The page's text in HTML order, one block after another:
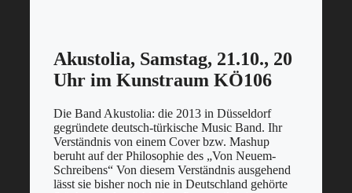
Akustolia, Samstag, 21.10., 20
Uhr im Kunstraum KÖ106
Die Band Akustolia: die 2013 in Düsseldorf
gegründete deutsch-türkische Music Band. Ihr
Verständnis von einem Cover bzw. Mashup
beruht auf der Philosophie des „Von Neuem-
Schreibens“ Von diesem Verständnis ausgehend
lässt sie bisher noch nie in Deutschland gehörte